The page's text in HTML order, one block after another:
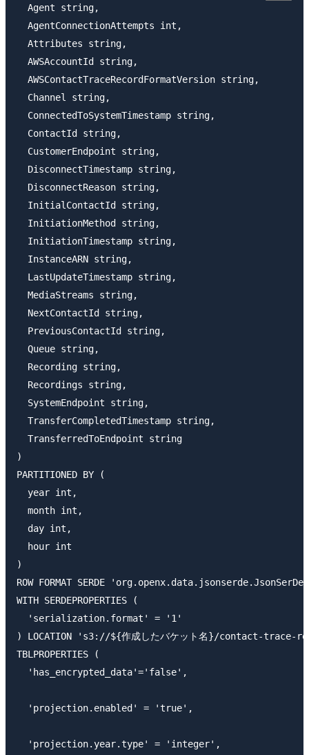
  Agent string,
  AgentConnectionAttempts int,
  Attributes string,
  AWSAccountId string,
  AWSContactTraceRecordFormatVersion string,
  Channel string,
  ConnectedToSystemTimestamp string,
  ContactId string,
  CustomerEndpoint string,
  DisconnectTimestamp string,
  DisconnectReason string,
  InitialContactId string,
  InitiationMethod string,
  InitiationTimestamp string,
  InstanceARN string,
  LastUpdateTimestamp string,
  MediaStreams string,
  NextContactId string,
  PreviousContactId string,
  Queue string,
  Recording string,
  Recordings string,
  SystemEndpoint string,
  TransferCompletedTimestamp string,
  TransferredToEndpoint string
)
PARTITIONED BY (
  year int,
  month int,
  day int,
  hour int
)
ROW FORMAT SERDE
WITH SERDEPROPERTIES (
  'serialization.format' = '1'
) LOCATION 's3://${作成したバケット名}/contact-trace-
TBLPROPERTIES (
  'has_encrypted_data'='false',
  'projection.enabled' = 'true',
  'projection.year.type' = 'integer',